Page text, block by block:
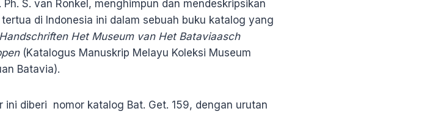
S. van Ronkel, menghimpun dan mendeskripsikan
di Indonesia ini dalam sebuah buku katalog yang
Het Museum van Het Bataviaasch
(Katalogus Manuskrip Melayu Koleksi Museum
Batavia).
diberi nomor katalog Bat. Get. 159, dengan urutan